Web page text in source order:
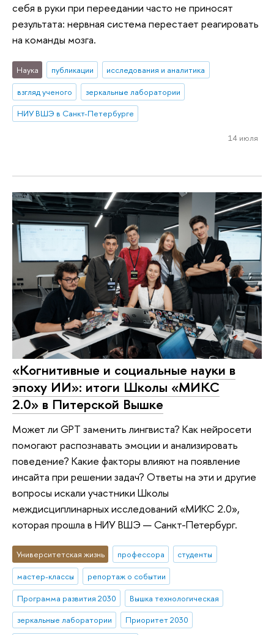
себя в руки при переедании часто не приносят
результата: нервная система перестает реагировать
на команды мозга.
Наука публикации
исследования и аналитика
взгляд ученого
зеркальные лаборатории
НИУ ВШЭ в Санкт-Петербурге
14 июля
«Когнитивные и социальные науки в
эпоху ИИ»: итоги Школы «МИКС
2.0» в Питерской Вышке
Может ли GPT заменить лингвиста? Как нейросети
помогают распознавать эмоции и анализировать
поведение? Какие факторы влияют на появление
инсайта при решении задач? Ответы на эти и другие
вопросы искали участники Школы
междисциплинарных исследований «МИКС 2.0»,
которая прошла в НИУ ВШЭ — Санкт-Петербург.
Университетская жизнь профессора
студенты
мастер-классы
репортаж о событии
Программа развития 2030
Вышка технологическая
зеркальные лаборатории
Приоритет 2030